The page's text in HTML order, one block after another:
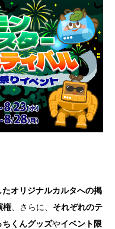
たオリジナルカルタへの掲
権、さらに、 それぞれのテ
くんグッズやイベント限